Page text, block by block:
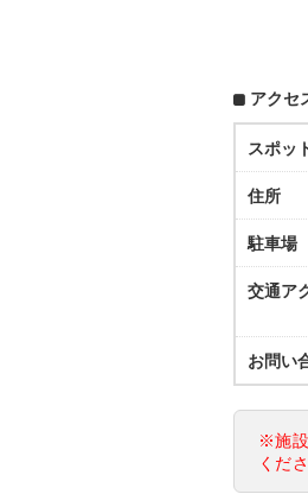
アクセ
スポッ
住所
駐車場
交通ア
お問い
※施
くだ